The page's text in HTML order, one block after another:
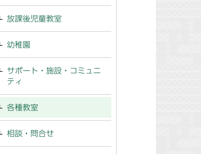
放課後児童教室
幼稚園
サポート・施設・コミュニ
ティ
各種教室
相談・問合せ